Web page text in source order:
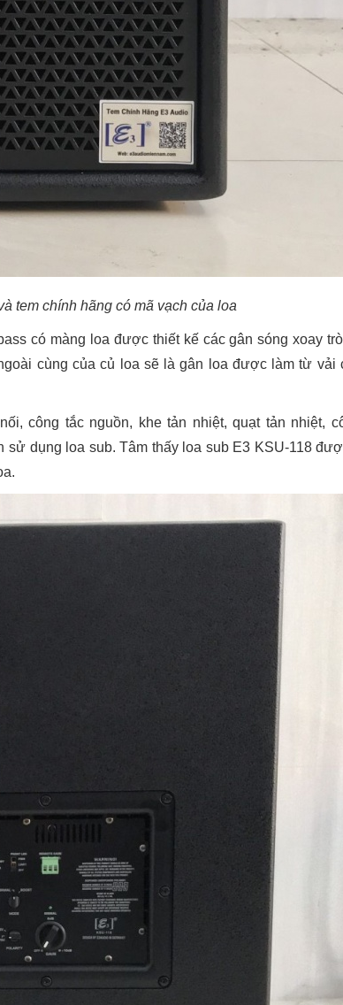
tem chính hãng có mã vạch của loa
có màng loa được thiết kế các gân sóng xoay
cùng của củ loa sẽ là gân loa được làm từ vải
công tắc nguồn, khe tản nhiệt, quạt tản nhiệt,
sử dụng loa sub. Tâm thấy loa sub E3 KSU-118